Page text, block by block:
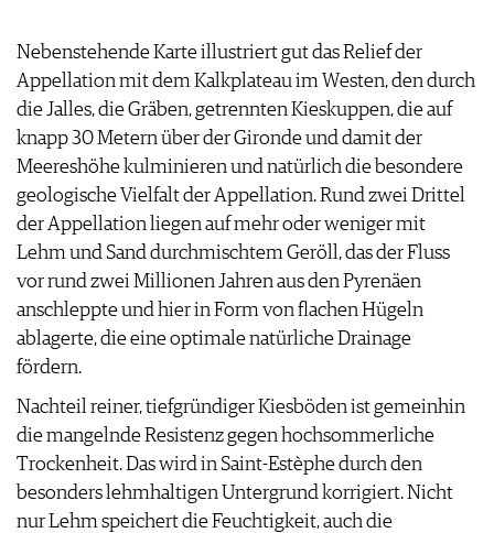
Nebenstehende Karte illustriert gut das Relief der
Appellation mit dem Kalkplateau im Westen, den durch
die Jalles, die Gräben, getrennten Kieskuppen, die auf
knapp 30 Metern über der Gironde und damit der
Meereshöhe kulminieren und natürlich die besondere
geologische Vielfalt der Appellation. Rund zwei Drittel
der Appellation liegen auf mehr oder weniger mit
Lehm und Sand durchmischtem Geröll, das der Fluss
vor rund zwei Millionen Jahren aus den Pyrenäen
anschleppte und hier in Form von flachen Hügeln
ablagerte, die eine optimale natürliche Drainage
fördern.
Nachteil reiner, tiefgründiger Kiesböden ist gemeinhin
die mangelnde Resistenz gegen hochsommerliche
Trockenheit. Das wird in Saint-Estèphe durch den
besonders lehmhaltigen Untergrund korrigiert. Nicht
nur Lehm speichert die Feuchtigkeit, auch die